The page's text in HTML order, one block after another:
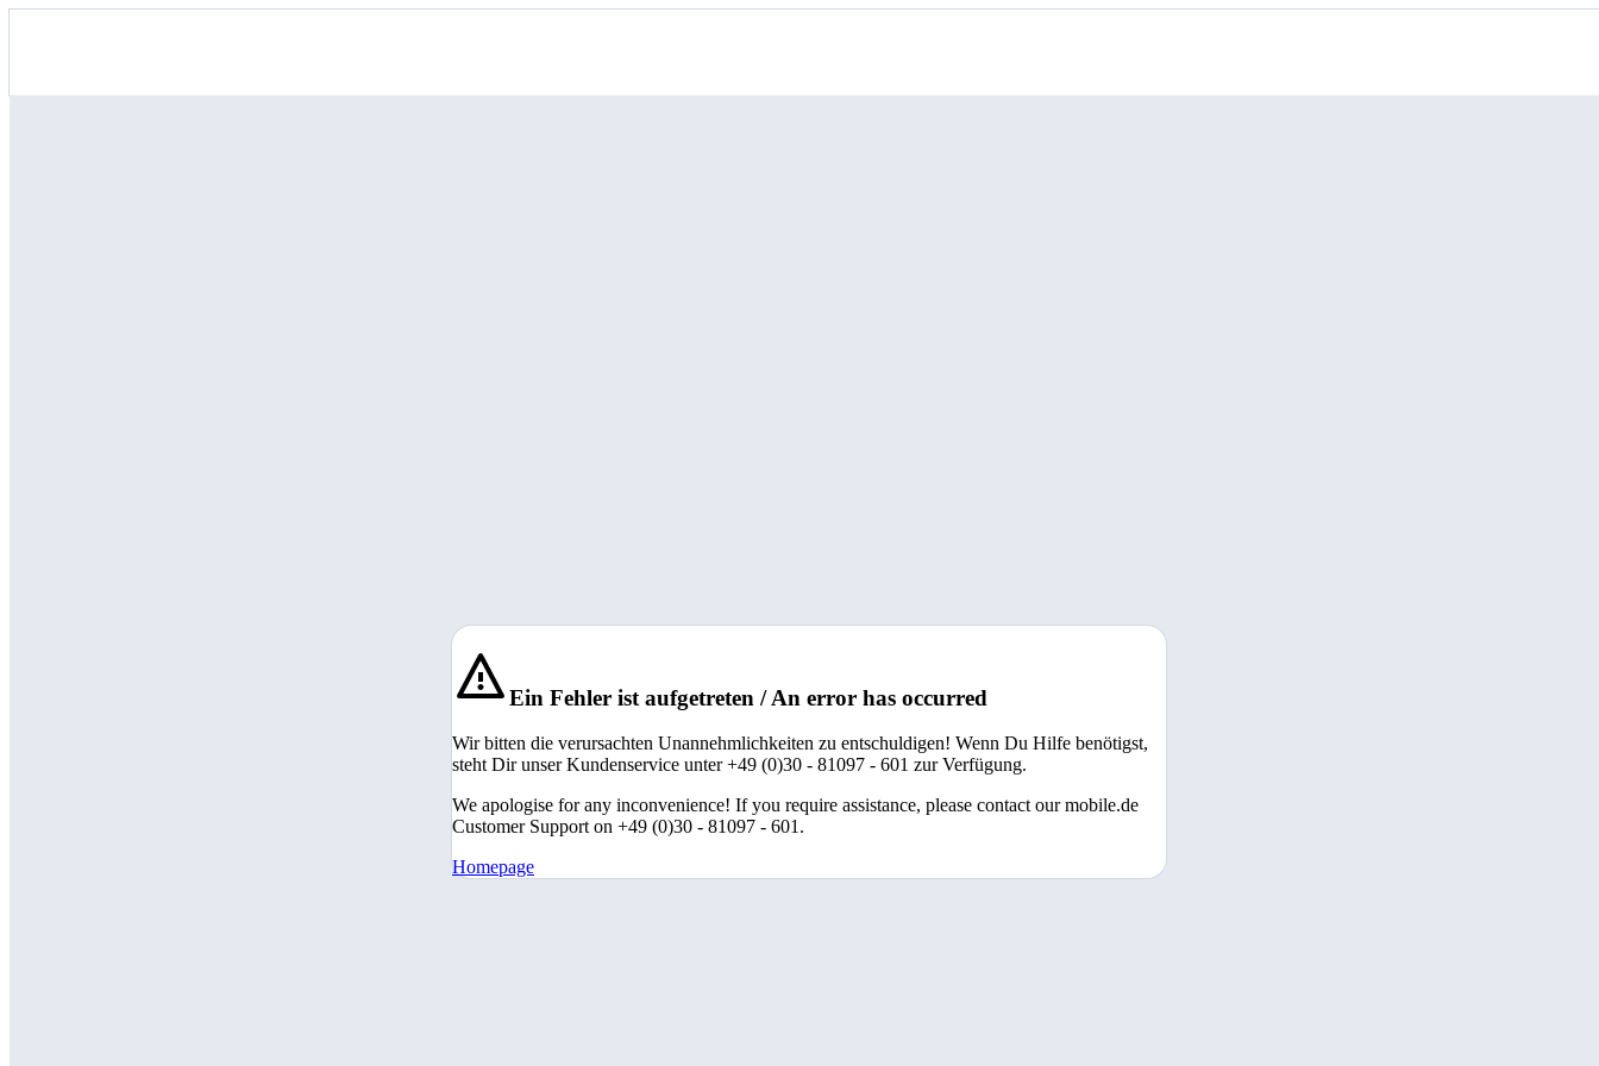
Ein Fehler ist aufgetreten / An error has occurred
Wir bitten die verursachten Unannehmlichkeiten zu entschuldigen! Wenn Du Hilfe benötigst,
steht Dir unser Kundenservice unter +49 (0)30 - 81097 - 601 zur Verfügung.
We apologise for any inconvenience! If you require assistance, please contact our mobile.de
Customer Support on +49 (0)30 - 81097 - 601.
Homepage